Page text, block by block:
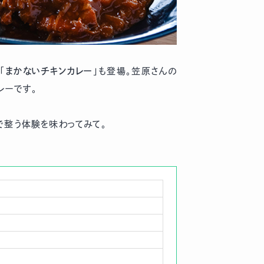
まかないチキンカレー 」も登場。笠原さんの
です。
う体験を味わってみて。